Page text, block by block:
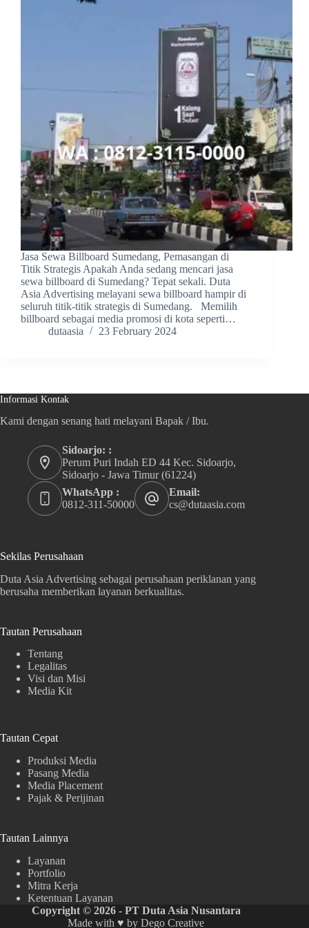
Jasa Sewa Billboard Sumedang, Pemasangan di
Titik Strategis Apakah Anda sedang mencari jasa
sewa billboard di Sumedang? Tepat sekali. Duta
Asia Advertising melayani sewa billboard hampir di
seluruh titik-titik strategis di Sumedang. Memilih
billboard sebagai media promosi di kota seperti…
dutaasia
23 February 2024
Informasi Kontak
Kami dengan senang hati melayani Bapak / Ibu.
Sidoarjo: :
Perum Puri Indah ED 44 Kec. Sidoarjo,
Sidoarjo - Jawa Timur (61224)
WhatsApp :
0812-311-50000
Email:
cs@dutaasia.com
Sekilas Perusahaan
Duta Asia Advertising sebagai perusahaan periklanan yang
berusaha memberikan layanan berkualitas.
Tautan Perusahaan
Tentang
Legalitas
Visi dan Misi
Media Kit
Tautan Cepat
Produksi Media
Pasang Media
Media Placement
Pajak & Perijinan
Tautan Lainnya
Layanan
Portfolio
Mitra Kerja
Ketentuan Layanan
Copyright © 2026 - PT Duta Asia Nusantara
Made with ♥ byDego Creative